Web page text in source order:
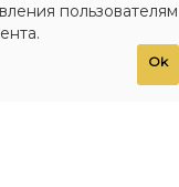
Подписаться
пользователям
Ok